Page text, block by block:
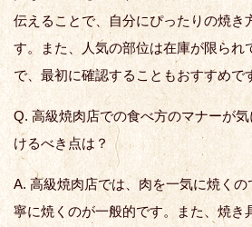
伝えることで、自分にぴったりの焼き
す。また、人気の部位は在庫が限られ
で、最初に確認することもおすすめで
Q. 高級焼肉店での食べ方のマナーが
けるべき点は？
A. 高級焼肉店では、肉を一気に焼く
寧に焼くのが一般的です。また、焼き